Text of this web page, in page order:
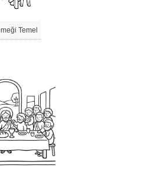
Temel